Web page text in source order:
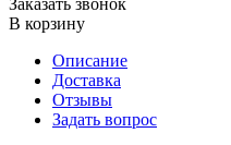
В корзину
Описание
Доставка
Отзывы
Задать вопрос